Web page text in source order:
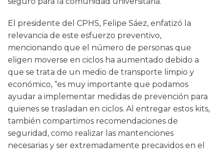
El presidente del CPHS, Felipe Sáez, enfatizó la
relevancia de este esfuerzo preventivo,
mencionando que el número de personas que
eligen moverse en ciclos ha aumentado debido a
que se trata de un medio de transporte limpio y
económico, “es muy importante que podamos
ayudar a implementar medidas de prevención para
quienes se trasladan en ciclos. Al entregar estos kits,
también compartimos recomendaciones de
seguridad, como realizar las mantenciones
necesarias y ser extremadamente precavidos en el